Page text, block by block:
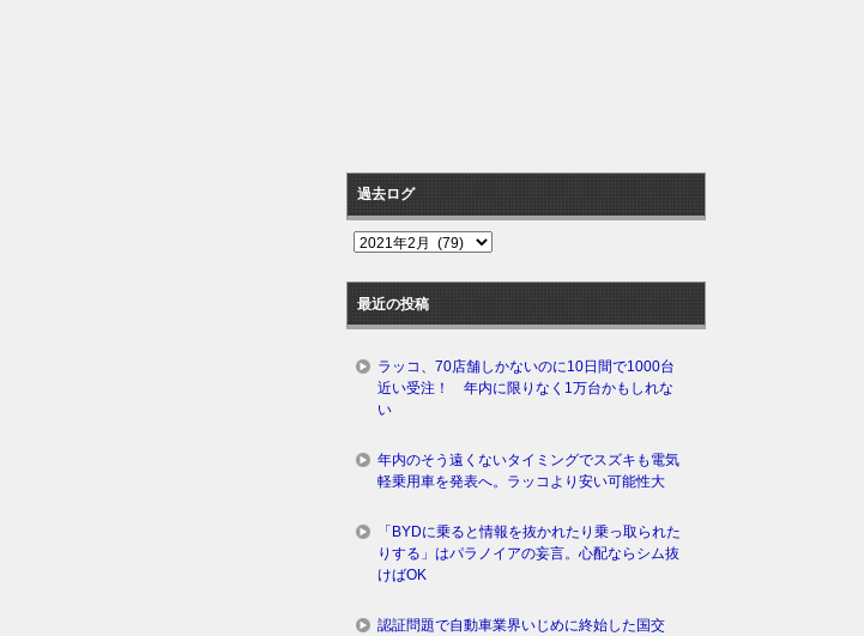
過去ログ
過
ロ
グ
最近の投稿
ラッコ、70店舗しかないのに10日間で1000台
近い受注！ 年内に限りなく1万台かもしれな
い
年内のそう遠くないタイミングでスズキも電気
軽乗用車を発表へ。ラッコより安い可能性大
「BYDに乗ると情報を抜かれたり乗っ取られた
りする」はパラノイアの妄言。心配ならシム抜
けばOK
認証問題で自動車業界いじめに終始した国交